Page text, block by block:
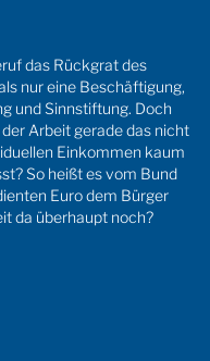
das Rückgrat des
nur eine Beschäftigung,
und Sinnstiftung. Doch
Arbeit gerade das nicht
Einkommen kaum
So heißt es vom Bund
Euro dem Bürger
da überhaupt noch?